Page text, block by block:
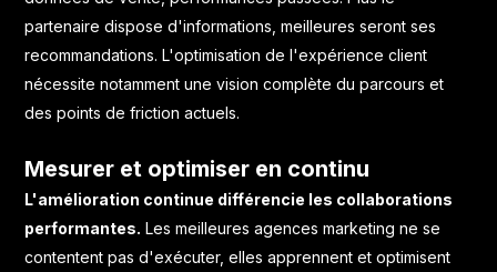
partenaire dispose d'informations, meilleures seront ses
recommandations. L'optimisation de l'expérience client
nécessite notamment une vision complète du parcours et
des points de friction actuels.
Mesurer et optimiser en continu
L'amélioration continue différencie les collaborations
performantes. Les meilleures agences marketing ne se
contentent pas d'exécuter, elles apprennent et optimisent